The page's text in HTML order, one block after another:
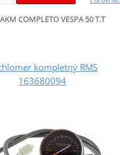
COMPLETO VESPA 50 T.T
kompletný RMS
163680094